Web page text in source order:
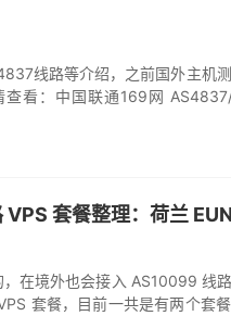
线路等介绍，之前国外主机
看：中国联通169网
套餐整理：荷兰
在境外也会接入 AS10099 线
套餐，目前一共是有两个套